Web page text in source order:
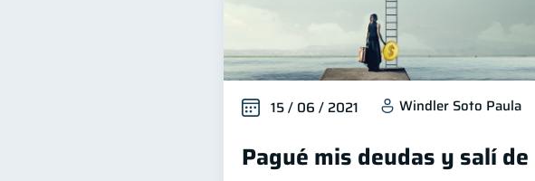
15 / 06 / 2021 Windler Soto Paula
Pagué mis deudas y salí de